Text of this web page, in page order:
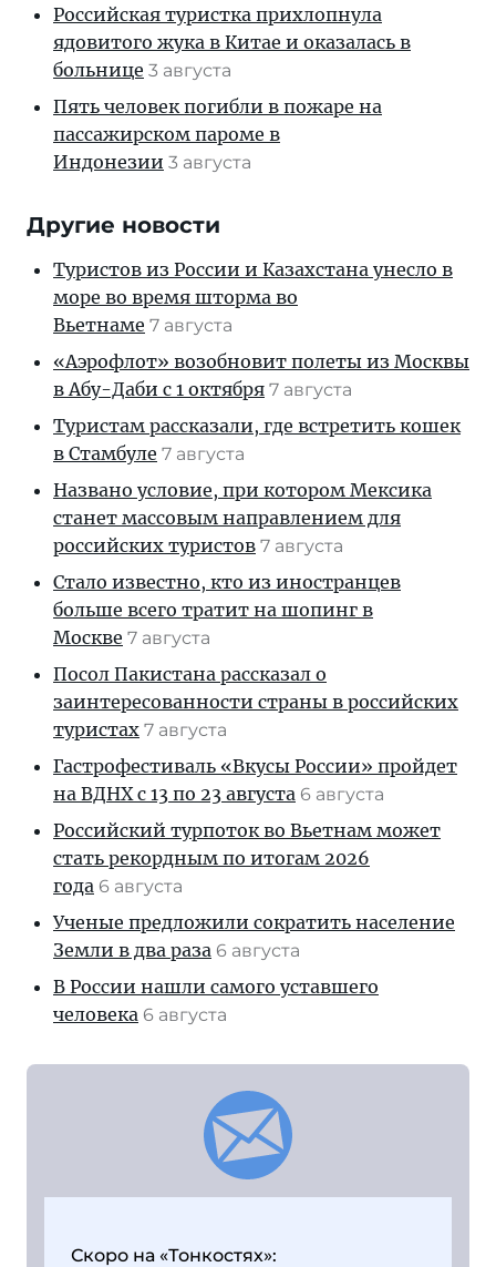
Российская туристка прихлопнула
ядовитого жука в Китае и оказалась в
больнице 3 августа
Пять человек погибли в пожаре на
пассажирском пароме в
Индонезии 3 августа
Другие новости
Туристов из России и Казахстана унесло в
море во время шторма во
Вьетнаме 7 августа
«Аэрофлот» возобновит полеты из Москвы
в Абу-Даби с 1 октября 7 августа
Туристам рассказали, где встретить кошек
в Стамбуле 7 августа
Названо условие, при котором Мексика
станет массовым направлением для
российских туристов 7 августа
Стало известно, кто из иностранцев
больше всего тратит на шопинг в
Москве 7 августа
Посол Пакистана рассказал о
заинтересованности страны в российских
туристах 7 августа
Гастрофестиваль «Вкусы России» пройдет
на ВДНХ с 13 по 23 августа 6 августа
Российский турпоток во Вьетнам может
стать рекордным по итогам 2026
года 6 августа
Ученые предложили сократить население
Земли в два раза 6 августа
В России нашли самого уставшего
человека 6 августа
Скоро на «Тонкостях»: